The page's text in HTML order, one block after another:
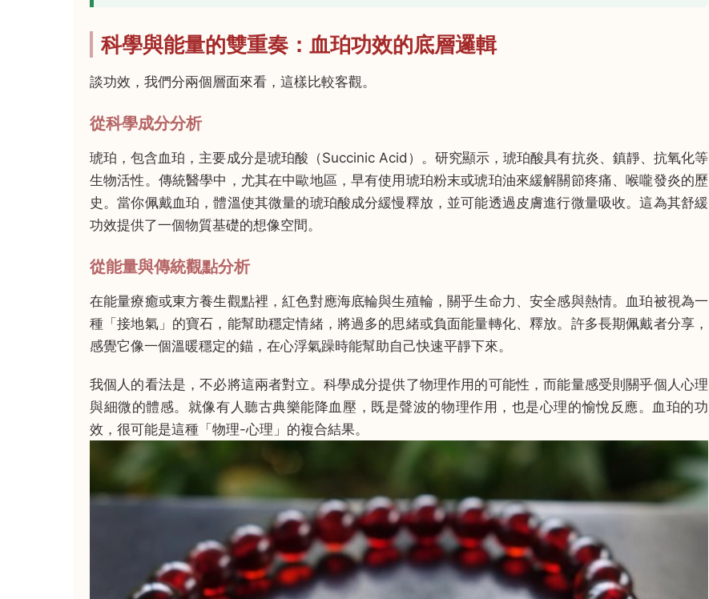
科學與能量的雙重奏：血珀功效的底層邏輯
談功效，我們分兩個層面來看，這樣比較客觀。
從科學成分分析
琥珀，包含血珀，主要成分是琥珀酸（Succinic Acid）。研究顯示，琥珀酸具有抗炎、鎮靜、抗氧化等
生物活性。傳統醫學中，尤其在中歐地區，早有使用琥珀粉末或琥珀油來緩解關節疼痛、喉嚨發炎的歷
史。當你佩戴血珀，體溫使其微量的琥珀酸成分緩慢釋放，並可能透過皮膚進行微量吸收。這為其舒緩
功效提供了一個物質基礎的想像空間。
從能量與傳統觀點分析
在能量療癒或東方養生觀點裡，紅色對應海底輪與生殖輪，關乎生命力、安全感與熱情。血珀被視為一
種「接地氣」的寶石，能幫助穩定情緒，將過多的思緒或負面能量轉化、釋放。許多長期佩戴者分享，
感覺它像一個溫暖穩定的錨，在心浮氣躁時能幫助自己快速平靜下來。
我個人的看法是，不必將這兩者對立。科學成分提供了物理作用的可能性，而能量感受則關乎個人心理
與細微的體感。就像有人聽古典樂能降血壓，既是聲波的物理作用，也是心理的愉悅反應。血珀的功
效，很可能是這種「物理-心理」的複合結果。